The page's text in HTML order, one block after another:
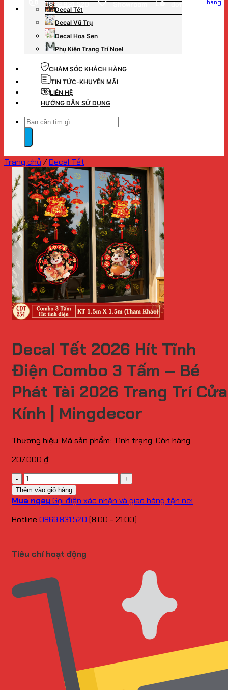
0869.831.520
Showroom
đơn hàng
hàng
Decal Tết
Decal Vũ Trụ
Decal Hoa Sen
Phụ Kiện Trang Trí Noel
CHĂM SÓC KHÁCH HÀNG
TIN TỨC-KHUYẾN MÃI
LIÊN HỆ
HƯỚNG DẪN SỬ DỤNG
Tìm
kiếm:
Trang chủ /Decal Tết
Decal Tết 2026 Hít Tĩnh
Điện Combo 3 Tấm – Bé
Phát Tài 2026 Trang Trí Cửa
Kính | Mingdecor
Thương hiệu: Mã sản phẩm: Tình trạng: Còn hàng
207.000 ₫
Số
lượng
Thêm vào giỏ hàng
Mua ngayGọi điện xác nhận và giao hàng tận nơi
Hotline 0869.831.520 (8:00 - 21:00)
Tiêu chí hoạt động